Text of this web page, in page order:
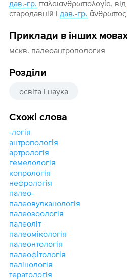
дав.-гр. παλαιανθρωπολογία, від
стародавній і дав.-гр.
Приклади в інших
мскв. палеоантропология
Розділи
освіта і наука
Схожі слова
-логія
антропологія
артрологія
гемелологія
копрологія
нефрологія
палео-
палеовулканологія
палеозоологія
палеоліт
палеомікологія
палеонтологія
палеофітологія
палінологія
тератологія